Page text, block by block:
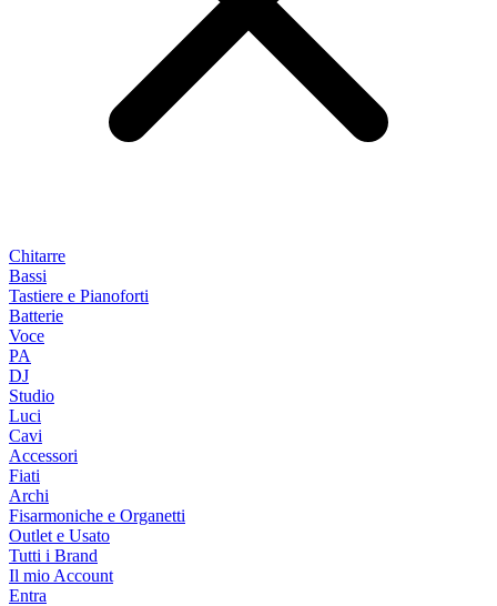
Chitarre
Bassi
Tastiere e Pianoforti
Batterie
Voce
PA
DJ
Studio
Luci
Cavi
Accessori
Fiati
Archi
Fisarmoniche e Organetti
Outlet e Usato
Tutti i Brand
Il mio Account
Entra